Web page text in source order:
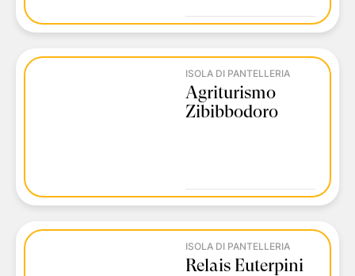
ISOLA DI PANTELLERIA
Agriturismo
Zibibbodoro
ISOLA DI PANTELLERIA
Relais Euterpini